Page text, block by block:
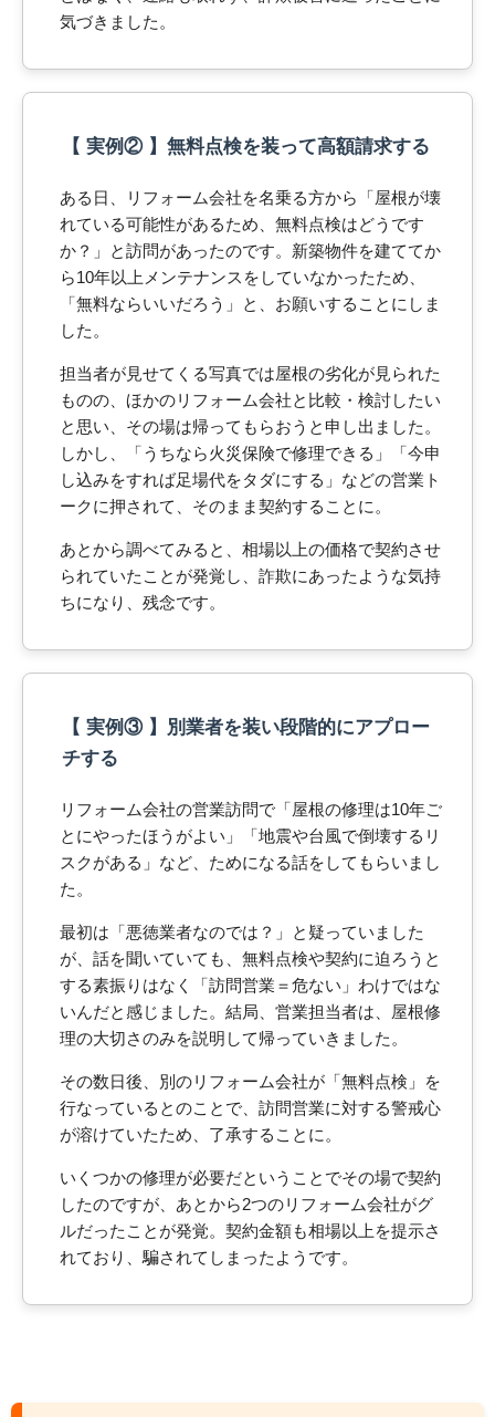
気づきました。
【 実例② 】無料点検を装って高額請求する
ある日、リフォーム会社を名乗る方から「屋根が壊
れている可能性があるため、無料点検はどうです
か？」と訪問があったのです。新築物件を建ててか
ら10年以上メンテナンスをしていなかったため、
「無料ならいいだろう」と、お願いすることにしま
した。
担当者が見せてくる写真では屋根の劣化が見られた
ものの、ほかのリフォーム会社と比較・検討したい
と思い、その場は帰ってもらおうと申し出ました。
しかし、「うちなら火災保険で修理できる」「今申
し込みをすれば足場代をタダにする」などの営業ト
ークに押されて、そのまま契約することに。
あとから調べてみると、相場以上の価格で契約させ
られていたことが発覚し、詐欺にあったような気持
ちになり、残念です。
【 実例③ 】別業者を装い段階的にアプロー
チする
リフォーム会社の営業訪問で「屋根の修理は10年ご
とにやったほうがよい」「地震や台風で倒壊するリ
スクがある」など、ためになる話をしてもらいまし
た。
最初は「悪徳業者なのでは？」と疑っていました
が、話を聞いていても、無料点検や契約に迫ろうと
する素振りはなく「訪問営業＝危ない」わけではな
いんだと感じました。結局、営業担当者は、屋根修
理の大切さのみを説明して帰っていきました。
その数日後、別のリフォーム会社が「無料点検」を
行なっているとのことで、訪問営業に対する警戒心
が溶けていたため、了承することに。
いくつかの修理が必要だということでその場で契約
したのですが、あとから2つのリフォーム会社がグ
ルだったことが発覚。契約金額も相場以上を提示さ
れており、騙されてしまったようです。